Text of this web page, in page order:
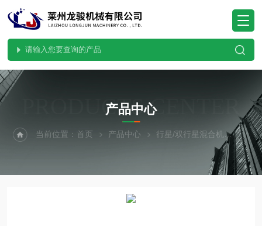
PRODUCTS CENTER
产品中心
当前位置：首页 产品中心 行星/双行星混合机 液压